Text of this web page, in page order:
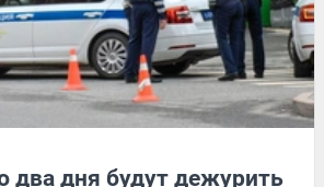
дня будут дежурить